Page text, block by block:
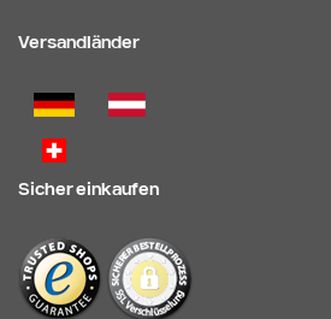
Versandländer
Sicher einkaufen